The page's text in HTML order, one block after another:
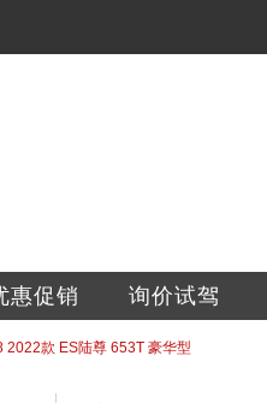
惠促销 询价试驾
2022款 ES陆尊 653T 豪华型